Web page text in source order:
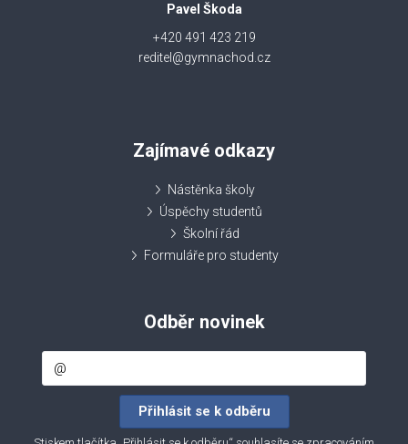
Pavel Škoda
+420 491 423 219
reditel@gymnachod.cz
Zajímavé odkazy
Nástěnka školy
Úspěchy studentů
Školní řád
Formuláře pro studenty
Odběr novinek